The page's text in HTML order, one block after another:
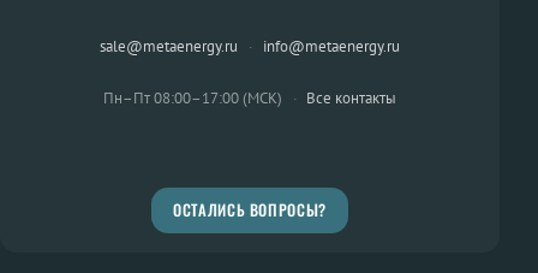
sale@metaenergy.ru · info@metaenergy.ru
Пн–Пт 08:00–17:00 (МСК) · Все контакты
ОСТАЛИСЬ ВОПРОСЫ?